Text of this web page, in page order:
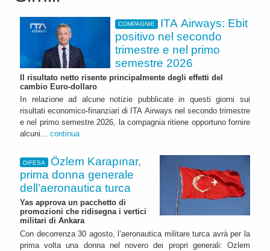
COMPAGNIE
ITA Airways: Ebit
positivo nel secondo
trimestre e nel primo
semestre 2026
Il risultato netto risente principalmente degli effetti del
cambio Euro-dollaro
In relazione ad alcune notizie pubblicate in questi giorni sui
risultati economico-finanziari di ITA Airways nel secondo trimestre
e nel primo semestre 2026, la compagnia ritiene opportuno fornire
alcuni... continua
DIFESA
Özlem Karapınar,
prima donna generale
dell’aeronautica turca
Yas approva un pacchetto di
promozioni che ridisegna i vertici
militari di Ankara
Con decorrenza 30 agosto, l’aeronautica militare turca avrà per la
prima volta una donna nel novero dei propri generali: Ozlem